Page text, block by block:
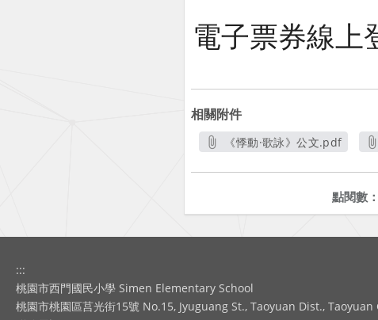
電子票券線
相關附件
《悸動·歌詠》公文.pdf
點閱數：
:::
桃園市西門國民小學 Simen Elementary School
桃園市桃園區莒光街15號 No.15, Jyuguang St., Taoyuan Dist.,